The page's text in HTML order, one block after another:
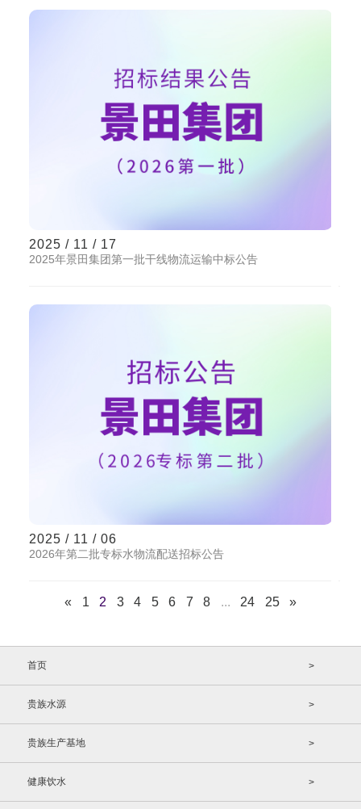
2025 / 11 / 17
2025年景田集团第一批干线物流运输中标公告
2025 / 11 / 06
2026年第二批专标水物流配送招标公告
« 1 2 3 4 5 6 7 8 ... 24 25 »
首页 >
贵族水源 >
贵族生产基地 >
健康饮水 >